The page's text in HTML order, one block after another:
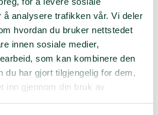
å analysere trafikken vår. Vi deler
hvordan du bruker nettstedet
innen sosiale medier,
som kan kombinere den
du har gjort tilgjengelig for dem,
inn gjennom din bruk av